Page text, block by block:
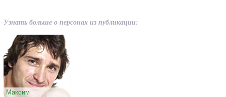
Узнать больше о персонах из публикации:
Максим